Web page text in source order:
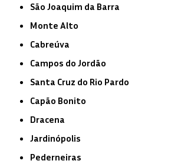
São Joaquim da Barra
Monte Alto
Cabreúva
Campos do Jordão
Santa Cruz do Rio Pardo
Capão Bonito
Dracena
Jardinópolis
Pederneiras